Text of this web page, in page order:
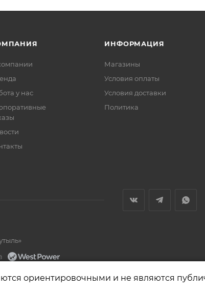
у нас
ИНФОРМАЦИЯ
Магазины
Условия оплаты
Условия доставки
Политика
ориентировочными и не являются